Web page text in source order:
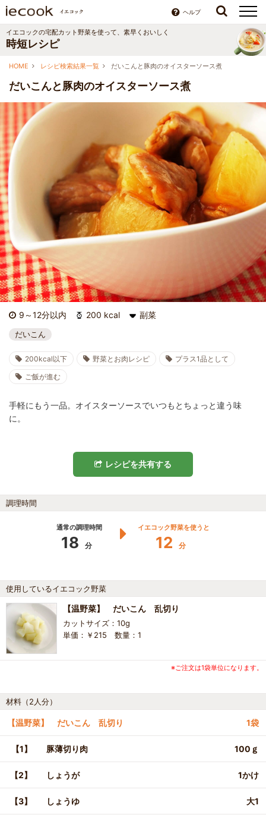
ヘルプ
イエコックの宅配カット野菜を使って、素早くおいしく
時短レシピ
HOME レシピ検索結果一覧 だいこんと豚肉のオイスターソース煮
だいこんと豚肉のオイスターソース煮
9～12分以内 200 kcal 副菜
だいこん
200kcal以下 野菜とお肉レシピ
プラス1品として
ご飯が進む
手軽にもう一品。オイスターソースでいつもとちょっと違う味
に。
レシピを共有する
調理時間
通常の調理時間
18 分
イエコック野菜を使うと
12 分
使用しているイエコック野菜
【温野菜】 だいこん 乱切り
カットサイズ：10g
単価：￥215 数量：1
※ご注文は1袋単位になります。
材料（2人分）
【温野菜】 だいこん 乱切り 1袋
【1】 豚薄切り肉 100ｇ
【2】 しょうが 1かけ
【3】 しょうゆ 大1